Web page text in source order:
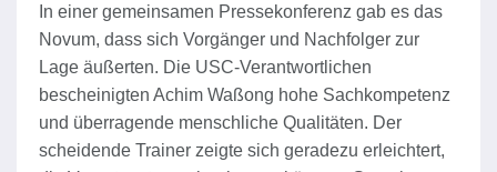
In einer gemeinsamen Pressekonferenz gab es das
Novum, dass sich Vorgänger und Nachfolger zur
Lage äußerten. Die USC-Verantwortlichen
bescheinigten Achim Waßong hohe Sachkompetenz
und überragende menschliche Qualitäten. Der
scheidende Trainer zeigte sich geradezu erleichtert,